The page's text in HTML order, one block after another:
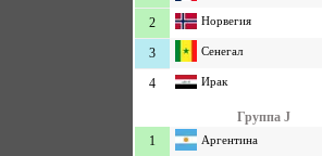
2 Норвегия
3 Сенегал
4 Ирак
Группа J
1
Аргентина